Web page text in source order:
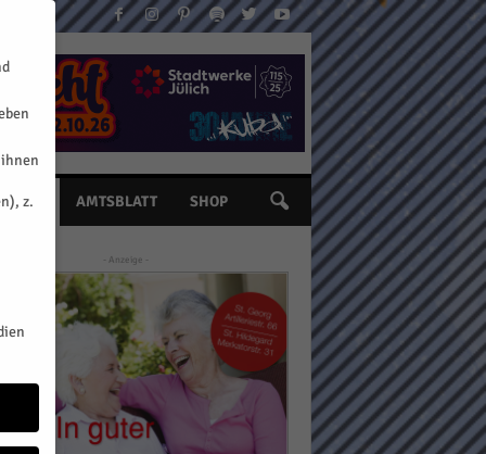
AMTSBLATT SHOP
- Anzeige -
z.